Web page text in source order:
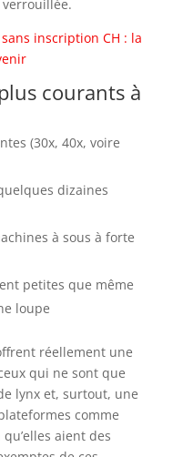
inscription CH : la
courants à
(30x, 40x, voire
dizaines
à sous à forte
petites que même
loupe
réellement une
qui ne sont que
lynx et, surtout, une
comme
aient des